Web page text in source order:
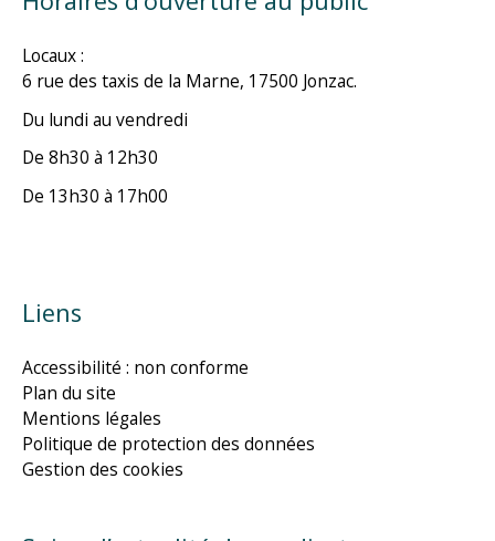
Locaux :
6 rue des taxis de la Marne, 17500 Jonzac.
Du lundi au vendredi
De 8h30 à 12h30
De 13h30 à 17h00
Liens
Accessibilité : non conforme
Plan du site
Mentions légales
Politique de protection des données
Gestion des cookies